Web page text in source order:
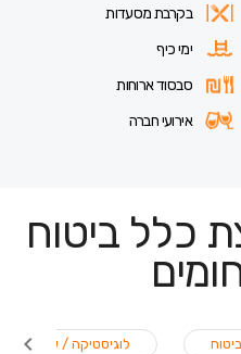
בקרבת מסעדות
ימי כיף
סבסוד ארוחות
אירועי חברה
כלל ביטוח
לוגיסטיקה / שילוח ביטוח